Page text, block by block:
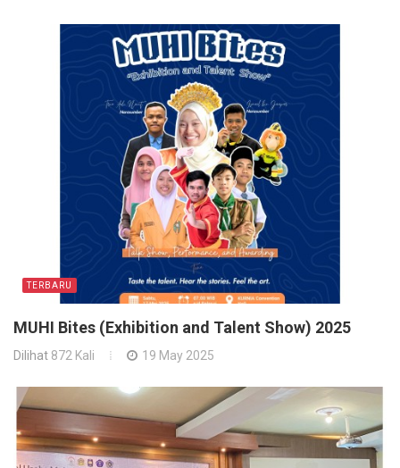
TERBARU
MUHI Bites (Exhibition and Talent Show) 2025
Dilihat 872 Kali 19 May 2025